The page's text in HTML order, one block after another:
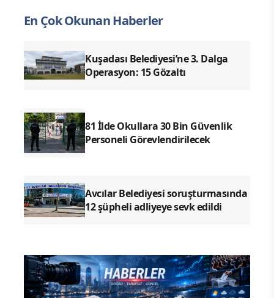
En Çok Okunan Haberler
Kuşadası Belediyesi’ne 3. Dalga
Operasyon: 15 Gözaltı
81 İlde Okullara 30 Bin Güvenlik
Personeli Görevlendirilecek
Avcılar Belediyesi soruşturmasında
12 şüpheli adliyeye sevk edildi